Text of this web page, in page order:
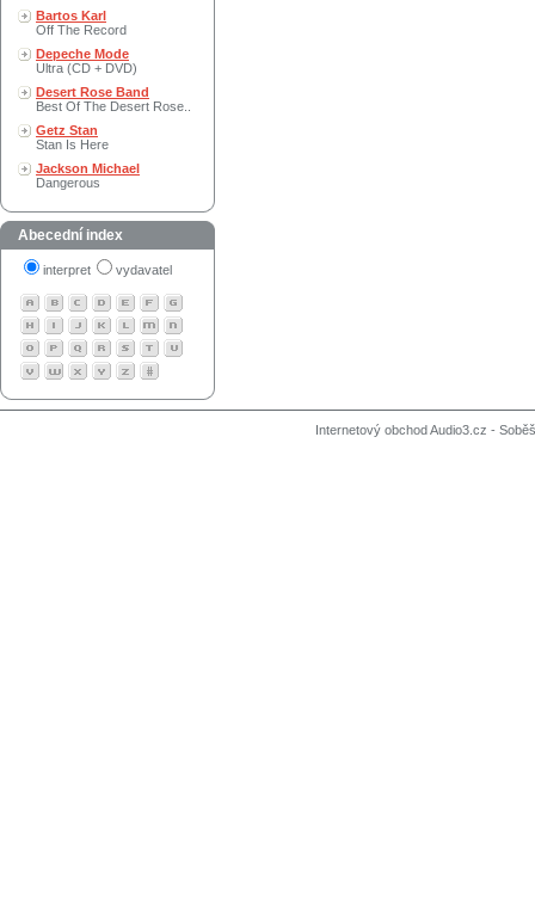
Bartos Karl
Off The Record
Depeche Mode
Ultra (CD + DVD)
Desert Rose Band
Best Of The Desert Rose..
Getz Stan
Stan Is Here
Jackson Michael
Dangerous
Abecední index
interpret vydavatel
Internetový obchod Audio3.cz -